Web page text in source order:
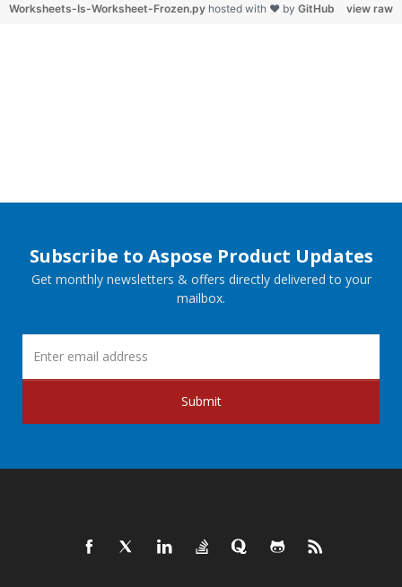
view raw
Worksheets-Is-Worksheet-Frozen.py hosted with ❤ by GitHub
Subscribe to Aspose Product Updates
Get monthly newsletters & offers directly delivered to your
mailbox.
Submit